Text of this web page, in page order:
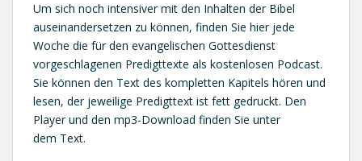
Um sich noch intensiver mit den Inhalten der Bibel
auseinandersetzen zu können, finden Sie hier jede
Woche die für den evangelischen Gottesdienst
vorgeschlagenen Predigttexte als kostenlosen Podcast.
Sie können den Text des kompletten Kapitels hören und
lesen, der jeweilige Predigttext ist fett gedruckt. Den
Player und den mp3-Download finden Sie unter
dem Text.